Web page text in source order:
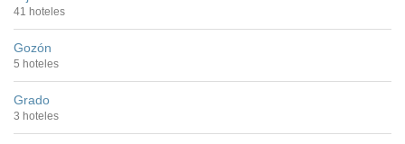
41 hoteles
Gozón
5 hoteles
Grado
3 hoteles